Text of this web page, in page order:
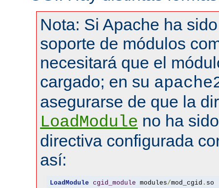
Nota: Si Apache ha
soporte de módulos
necesitará que el
cargado; en su
asegurarse de que la
LoadModule no ha
directiva configurada
así:
LoadModule cgid_module modules/mod_cgid . so